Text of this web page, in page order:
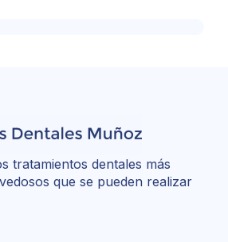
tratamientos dentales más
que se pueden realizar